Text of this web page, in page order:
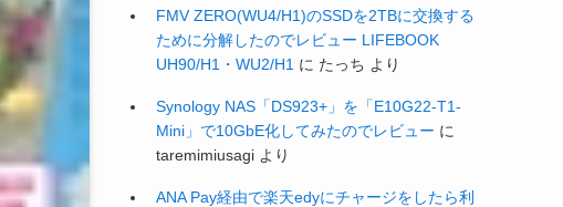
FMV ZERO(WU4/H1)のSSDを2TBに交換する
ために分解したのでレビュー LIFEBOOK
UH90/H1・WU2/H1 に たっち より
Synology NAS「DS923+」を「E10G22-T1-
Mini」で10GbE化してみたのでレビュー に
taremimiusagi より
ANA Pay経由で楽天edyにチャージをしたら利